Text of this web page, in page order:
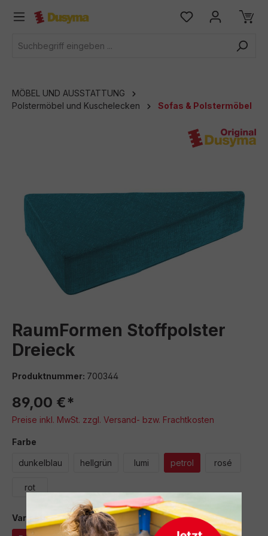
springen
MÖBEL UND AUSSTATTUNG
Polstermöbel und Kuschelecken
Sofas & Polstermöbel
RaumFormen Stoffpolster
Dreieck
Produktnummer: 700344
89,00 €*
Preise inkl. MwSt. zzgl. Versand- bzw. Frachtkosten
Farbe
dunkelblau hellgrün lumi petrol rosé
rot
Varianteauswählen